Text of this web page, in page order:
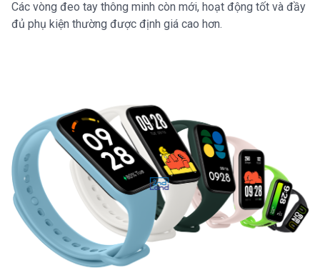
Các vòng đeo tay thông minh còn mới, hoạt động tốt và đầy
đủ phụ kiện thường được định giá cao hơn.